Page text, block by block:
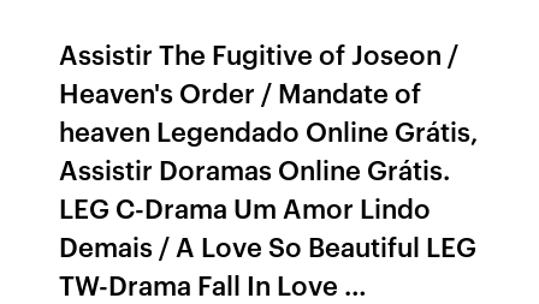
Assistir The Fugitive of Joseon /
Heaven's Order / Mandate of
heaven Legendado Online Grátis,
Assistir Doramas Online Grátis.
LEG C-Drama Um Amor Lindo
Demais / A Love So Beautiful LEG
TW-Drama Fall In Love …